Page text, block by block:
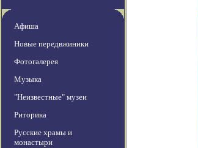
Афиша
Новые передвжиники
Фотогалерея
Музыка
"Неизвестные" музеи
Риторика
Русские храмы и
монастыри